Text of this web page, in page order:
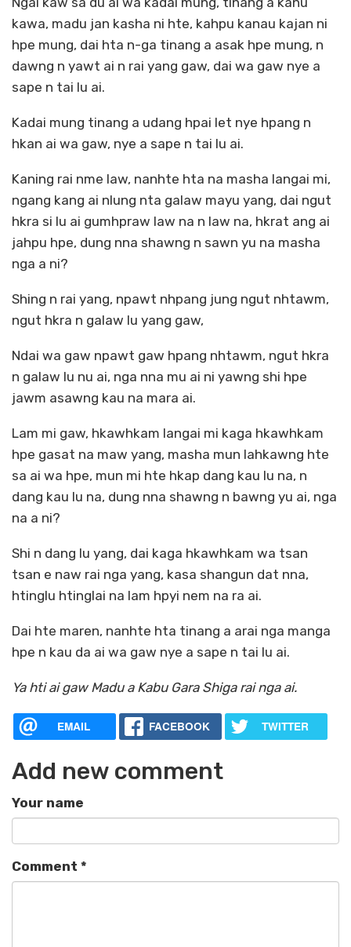
kawa, madu jan kasha ni hte, kahpu kanau kajan ni
hpe mung, dai hta n-ga tinang a asak hpe mung, n
dawng n yawt ai n rai yang gaw, dai wa gaw nye a
sape n tai lu ai.
Kadai mung tinang a udang hpai let nye hpang n
hkan ai wa gaw, nye a sape n tai lu ai.
Kaning rai nme law, nanhte hta na masha langai mi,
ngang kang ai nlung nta galaw mayu yang, dai ngut
hkra si lu ai gumhpraw law na n law na, hkrat ang ai
jahpu hpe, dung nna shawng n sawn yu na masha
nga a ni?
Shing n rai yang, npawt nhpang jung ngut nhtawm,
ngut hkra n galaw lu yang gaw,
Ndai wa gaw npawt gaw hpang nhtawm, ngut hkra
n galaw lu nu ai, nga nna mu ai ni yawng shi hpe
jawm asawng kau na mara ai.
Lam mi gaw, hkawhkam langai mi kaga hkawhkam
hpe gasat na maw yang, masha mun lahkawng hte
sa ai wa hpe, mun mi hte hkap dang kau lu na, n
dang kau lu na, dung nna shawng n bawng yu ai, nga
na a ni?
Shi n dang lu yang, dai kaga hkawhkam wa tsan
tsan e naw rai nga yang, kasa shangun dat nna,
htinglu htinglai na lam hpyi nem na ra ai.
Dai hte maren, nanhte hta tinang a arai nga manga
hpe n kau da ai wa gaw nye a sape n tai lu ai.
Ya hti ai gaw Madu a Kabu Gara Shiga rai nga ai.
EMAIL FACEBOOK TWITTER
Add new comment
Your name
Comment *